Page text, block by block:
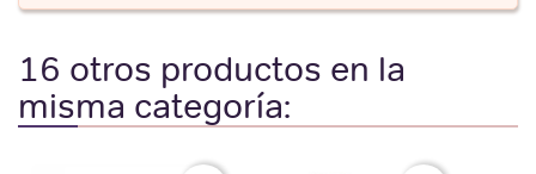
16 otros productos en la
misma categoría: